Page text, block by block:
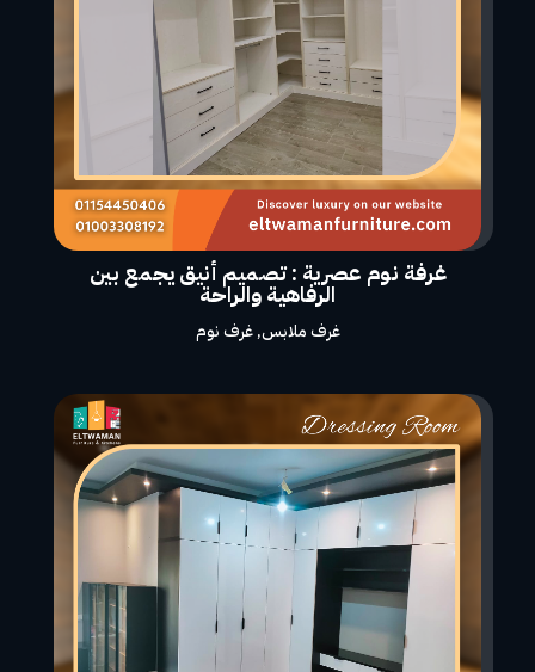
غرفة نوم عصرية : تصميم أنيق يجمع بين
الرفاهية والراحة
غرف ملابس,غرف نوم